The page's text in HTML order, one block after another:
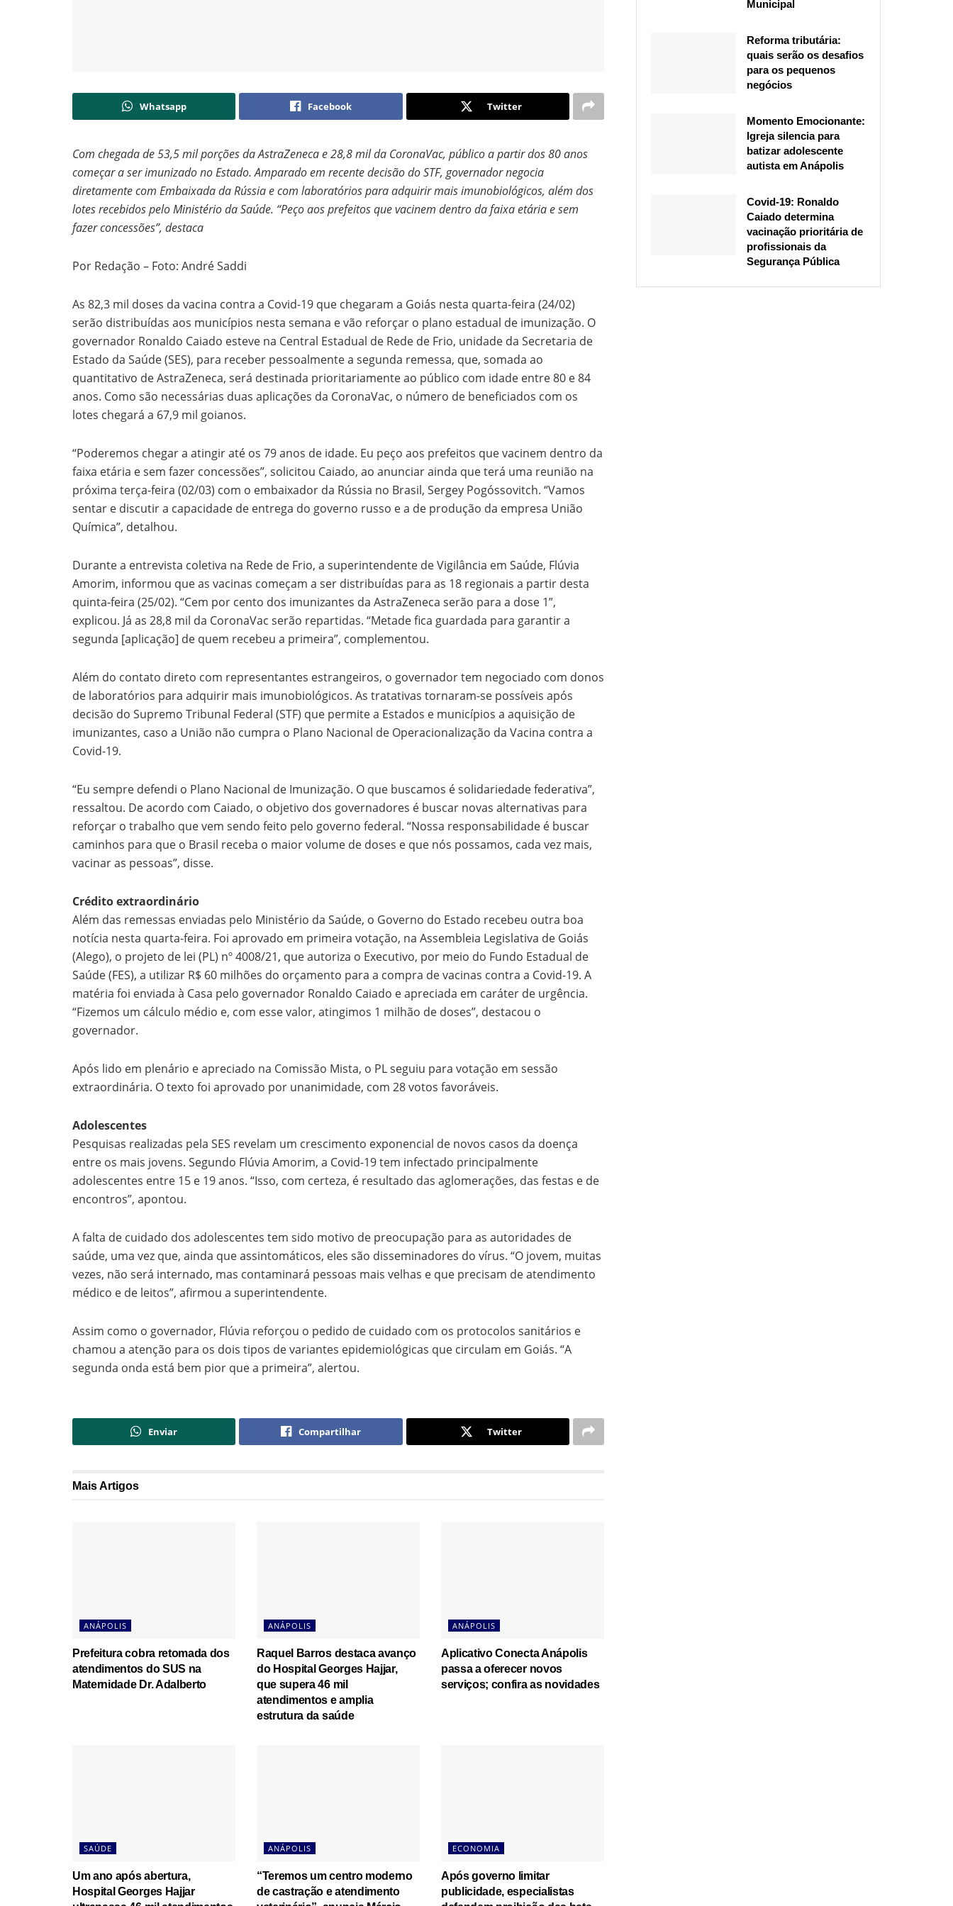
Whatsapp Facebook Twitter
Com chegada de 53,5 mil porções da AstraZeneca e 28,8 mil da CoronaVac, público a partir dos 80 anos
começar a ser imunizado no Estado. Amparado em recente decisão do STF, governador negocia
diretamente com Embaixada da Rússia e com laboratórios para adquirir mais imunobiológicos, além dos
lotes recebidos pelo Ministério da Saúde. “Peço aos prefeitos que vacinem dentro da faixa etária e sem
fazer concessões”, destaca
Por Redação – Foto: André Saddi
As 82,3 mil doses da vacina contra a Covid-19 que chegaram a Goiás nesta quarta-feira (24/02)
serão distribuídas aos municípios nesta semana e vão reforçar o plano estadual de imunização. O
governador Ronaldo Caiado esteve na Central Estadual de Rede de Frio, unidade da Secretaria de
Estado da Saúde (SES), para receber pessoalmente a segunda remessa, que, somada ao
quantitativo de AstraZeneca, será destinada prioritariamente ao público com idade entre 80 e 84
anos. Como são necessárias duas aplicações da CoronaVac, o número de beneficiados com os
lotes chegará a 67,9 mil goianos.
“Poderemos chegar a atingir até os 79 anos de idade. Eu peço aos prefeitos que vacinem dentro da
faixa etária e sem fazer concessões”, solicitou Caiado, ao anunciar ainda que terá uma reunião na
próxima terça-feira (02/03) com o embaixador da Rússia no Brasil, Sergey Pogóssovitch. “Vamos
sentar e discutir a capacidade de entrega do governo russo e a de produção da empresa União
Química”, detalhou.
Durante a entrevista coletiva na Rede de Frio, a superintendente de Vigilância em Saúde, Flúvia
Amorim, informou que as vacinas começam a ser distribuídas para as 18 regionais a partir desta
quinta-feira (25/02). “Cem por cento dos imunizantes da AstraZeneca serão para a dose 1”,
explicou. Já as 28,8 mil da CoronaVac serão repartidas. “Metade fica guardada para garantir a
segunda [aplicação] de quem recebeu a primeira”, complementou.
Além do contato direto com representantes estrangeiros, o governador tem negociado com donos
de laboratórios para adquirir mais imunobiológicos. As tratativas tornaram-se possíveis após
decisão do Supremo Tribunal Federal (STF) que permite a Estados e municípios a aquisição de
imunizantes, caso a União não cumpra o Plano Nacional de Operacionalização da Vacina contra a
Covid-19.
“Eu sempre defendi o Plano Nacional de Imunização. O que buscamos é solidariedade federativa”,
ressaltou. De acordo com Caiado, o objetivo dos governadores é buscar novas alternativas para
reforçar o trabalho que vem sendo feito pelo governo federal. “Nossa responsabilidade é buscar
caminhos para que o Brasil receba o maior volume de doses e que nós possamos, cada vez mais,
vacinar as pessoas”, disse.
Crédito extraordinário
Além das remessas enviadas pelo Ministério da Saúde, o Governo do Estado recebeu outra boa
notícia nesta quarta-feira. Foi aprovado em primeira votação, na Assembleia Legislativa de Goiás
(Alego), o projeto de lei (PL) nº 4008/21, que autoriza o Executivo, por meio do Fundo Estadual de
Saúde (FES), a utilizar R$ 60 milhões do orçamento para a compra de vacinas contra a Covid-19. A
matéria foi enviada à Casa pelo governador Ronaldo Caiado e apreciada em caráter de urgência.
“Fizemos um cálculo médio e, com esse valor, atingimos 1 milhão de doses”, destacou o
governador.
Após lido em plenário e apreciado na Comissão Mista, o PL seguiu para votação em sessão
extraordinária. O texto foi aprovado por unanimidade, com 28 votos favoráveis.
Adolescentes
Pesquisas realizadas pela SES revelam um crescimento exponencial de novos casos da doença
entre os mais jovens. Segundo Flúvia Amorim, a Covid-19 tem infectado principalmente
adolescentes entre 15 e 19 anos. “Isso, com certeza, é resultado das aglomerações, das festas e de
encontros”, apontou.
A falta de cuidado dos adolescentes tem sido motivo de preocupação para as autoridades de
saúde, uma vez que, ainda que assintomáticos, eles são disseminadores do vírus. “O jovem, muitas
vezes, não será internado, mas contaminará pessoas mais velhas e que precisam de atendimento
médico e de leitos”, afirmou a superintendente.
Assim como o governador, Flúvia reforçou o pedido de cuidado com os protocolos sanitários e
chamou a atenção para os dois tipos de variantes epidemiológicas que circulam em Goiás. “A
segunda onda está bem pior que a primeira”, alertou.
Enviar Compartilhar Twitter
MaisArtigos
ANÁPOLIS
Prefeitura cobra retomada dos
atendimentos do SUS na
Maternidade Dr. Adalberto
ANÁPOLIS
Raquel Barros destaca avanço
do Hospital Georges Hajjar,
que supera 46 mil
atendimentos e amplia
estrutura da saúde
ANÁPOLIS
Aplicativo Conecta Anápolis
passa a oferecer novos
serviços; confira as novidades
SAÚDE
Um ano após abertura,
Hospital Georges Hajjar
ANÁPOLIS
“Teremos um centro moderno
de castração e atendimento
ECONOMIA
Após governo limitar
publicidade, especialistas
Municipal
Reforma tributária:
quais serão os desafios
para os pequenos
negócios
Momento Emocionante:
Igreja silencia para
batizar adolescente
autista em Anápolis
Covid-19: Ronaldo
Caiado determina
vacinação prioritária de
profissionais da
Segurança Pública